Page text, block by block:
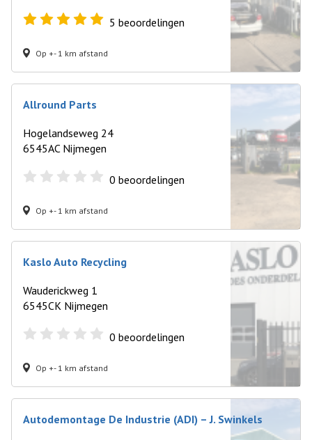
5 beoordelingen
Op +- 1 km afstand
Allround Parts
Hogelandseweg 24
6545AC Nijmegen
0 beoordelingen
Op +- 1 km afstand
Kaslo Auto Recycling
Wauderickweg 1
6545CK Nijmegen
0 beoordelingen
Op +- 1 km afstand
Autodemontage De Industrie (ADI) – J. Swinkels